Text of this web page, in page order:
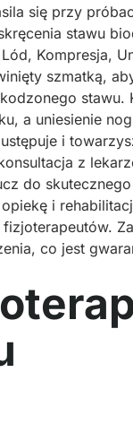
się przy
stawu
Kompresja,
szmatką,
stawu.
a uniesienie
i
z
do
i
co jest